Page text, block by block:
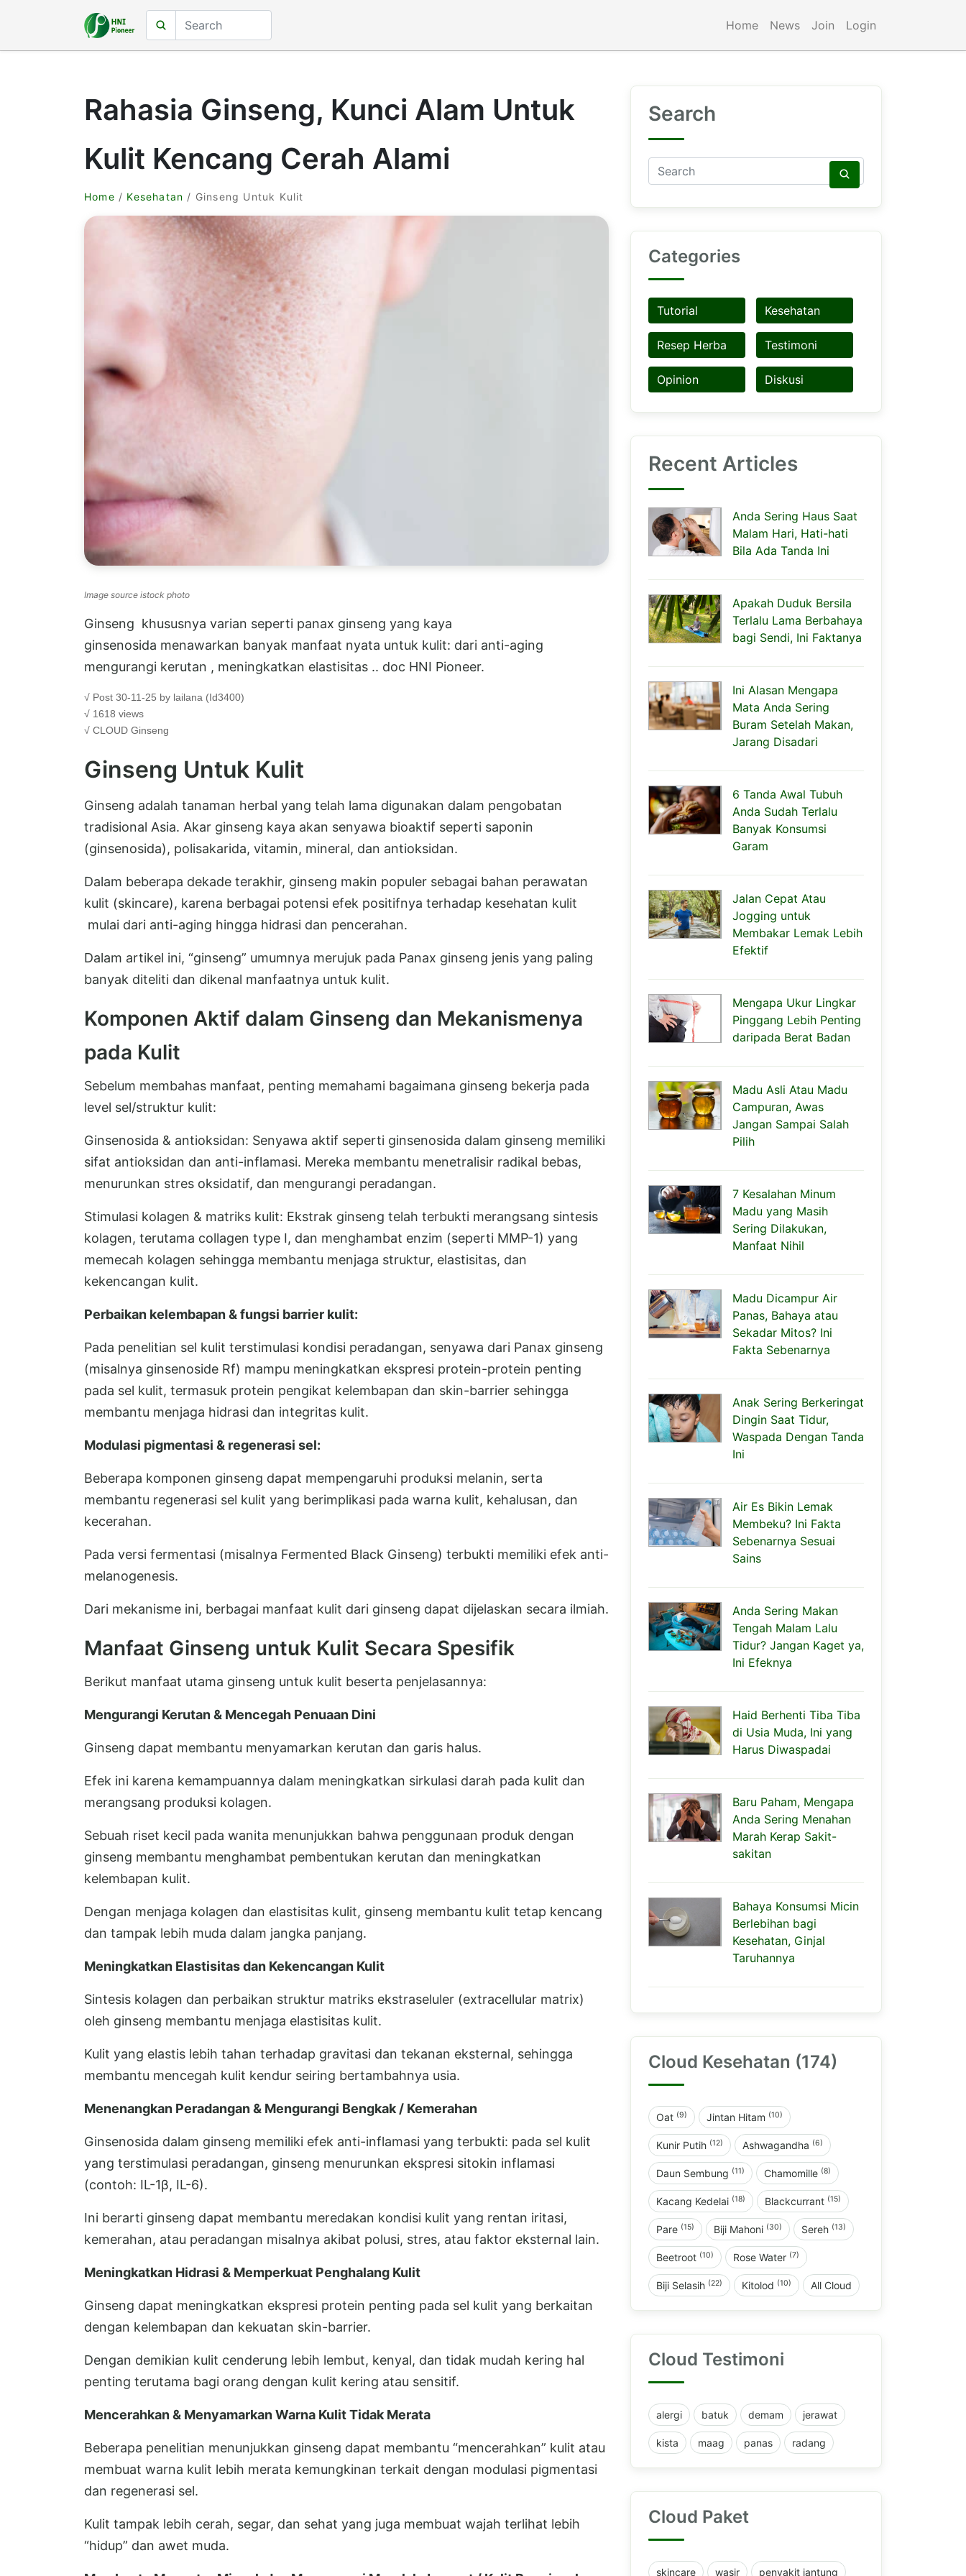
Home News Join Login
Rahasia Ginseng, Kunci Alam Untuk
Kulit Kencang Cerah Alami
Home / Kesehatan / Ginseng Untuk Kulit
Image source istock photo
Ginseng khususnya varian seperti panax ginseng yang kaya
ginsenosida menawarkan banyak manfaat nyata untuk kulit: dari anti-aging
mengurangi kerutan , meningkatkan elastisitas .. doc HNI Pioneer.
√ Post 30-11-25 by lailana (Id3400)
√ 1618 views
√ CLOUD Ginseng
Ginseng Untuk Kulit
Ginseng adalah tanaman herbal yang telah lama digunakan dalam pengobatan
tradisional Asia. Akar ginseng kaya akan senyawa bioaktif seperti saponin
(ginsenosida), polisakarida, vitamin, mineral, dan antioksidan.
Dalam beberapa dekade terakhir, ginseng makin populer sebagai bahan perawatan
kulit (skincare), karena berbagai potensi efek positifnya terhadap kesehatan kulit
mulai dari anti-aging hingga hidrasi dan pencerahan.
Dalam artikel ini, “ginseng” umumnya merujuk pada Panax ginseng jenis yang paling
banyak diteliti dan dikenal manfaatnya untuk kulit.
Komponen Aktif dalam Ginseng dan Mekanismenya
pada Kulit
Sebelum membahas manfaat, penting memahami bagaimana ginseng bekerja pada
level sel/struktur kulit:
Ginsenosida & antioksidan: Senyawa aktif seperti ginsenosida dalam ginseng memiliki
sifat antioksidan dan anti-inflamasi. Mereka membantu menetralisir radikal bebas,
menurunkan stres oksidatif, dan mengurangi peradangan.
Stimulasi kolagen & matriks kulit: Ekstrak ginseng telah terbukti merangsang sintesis
kolagen, terutama collagen type I, dan menghambat enzim (seperti MMP-1) yang
memecah kolagen sehingga membantu menjaga struktur, elastisitas, dan
kekencangan kulit.
Perbaikan kelembapan & fungsi barrier kulit:
Pada penelitian sel kulit terstimulasi kondisi peradangan, senyawa dari Panax ginseng
(misalnya ginsenoside Rf) mampu meningkatkan ekspresi protein-protein penting
pada sel kulit, termasuk protein pengikat kelembapan dan skin-barrier sehingga
membantu menjaga hidrasi dan integritas kulit.
Modulasi pigmentasi & regenerasi sel:
Beberapa komponen ginseng dapat mempengaruhi produksi melanin, serta
membantu regenerasi sel kulit yang berimplikasi pada warna kulit, kehalusan, dan
kecerahan.
Pada versi fermentasi (misalnya Fermented Black Ginseng) terbukti memiliki efek anti-
melanogenesis.
Dari mekanisme ini, berbagai manfaat kulit dari ginseng dapat dijelaskan secara ilmiah.
Manfaat Ginseng untuk Kulit Secara Spesifik
Berikut manfaat utama ginseng untuk kulit beserta penjelasannya:
Mengurangi Kerutan & Mencegah Penuaan Dini
Ginseng dapat membantu menyamarkan kerutan dan garis halus.
Efek ini karena kemampuannya dalam meningkatkan sirkulasi darah pada kulit dan
merangsang produksi kolagen.
Sebuah riset kecil pada wanita menunjukkan bahwa penggunaan produk dengan
ginseng membantu menghambat pembentukan kerutan dan meningkatkan
kelembapan kulit.
Dengan menjaga kolagen dan elastisitas kulit, ginseng membantu kulit tetap kencang
dan tampak lebih muda dalam jangka panjang.
Meningkatkan Elastisitas dan Kekencangan Kulit
Sintesis kolagen dan perbaikan struktur matriks ekstraseluler (extracellular matrix)
oleh ginseng membantu menjaga elastisitas kulit.
Kulit yang elastis lebih tahan terhadap gravitasi dan tekanan eksternal, sehingga
membantu mencegah kulit kendur seiring bertambahnya usia.
Menenangkan Peradangan & Mengurangi Bengkak / Kemerahan
Ginsenosida dalam ginseng memiliki efek anti-inflamasi yang terbukti: pada sel kulit
yang terstimulasi peradangan, ginseng menurunkan ekspresi sitokin inflamasi
(contoh: IL-1β, IL-6).
Ini berarti ginseng dapat membantu meredakan kondisi kulit yang rentan iritasi,
kemerahan, atau peradangan misalnya akibat polusi, stres, atau faktor eksternal lain.
Meningkatkan Hidrasi & Memperkuat Penghalang Kulit
Ginseng dapat meningkatkan ekspresi protein penting pada sel kulit yang berkaitan
dengan kelembapan dan kekuatan skin-barrier.
Dengan demikian kulit cenderung lebih lembut, kenyal, dan tidak mudah kering hal
penting terutama bagi orang dengan kulit kering atau sensitif.
Mencerahkan & Menyamarkan Warna Kulit Tidak Merata
Beberapa penelitian menunjukkan ginseng dapat membantu “mencerahkan” kulit atau
membuat warna kulit lebih merata kemungkinan terkait dengan modulasi pigmentasi
dan regenerasi sel.
Kulit tampak lebih cerah, segar, dan sehat yang juga membuat wajah terlihat lebih
“hidup” dan awet muda.
Search
Categories
Tutorial Kesehatan
Resep Herba Testimoni
Opinion Diskusi
Recent Articles
Anda Sering Haus Saat
Malam Hari, Hati-hati
Bila Ada Tanda Ini
Apakah Duduk Bersila
Terlalu Lama Berbahaya
bagi Sendi, Ini Faktanya
Ini Alasan Mengapa
Mata Anda Sering
Buram Setelah Makan,
Jarang Disadari
6 Tanda Awal Tubuh
Anda Sudah Terlalu
Banyak Konsumsi
Garam
Jalan Cepat Atau
Jogging untuk
Membakar Lemak Lebih
Efektif
Mengapa Ukur Lingkar
Pinggang Lebih Penting
daripada Berat Badan
Madu Asli Atau Madu
Campuran, Awas
Jangan Sampai Salah
Pilih
7 Kesalahan Minum
Madu yang Masih
Sering Dilakukan,
Manfaat Nihil
Madu Dicampur Air
Panas, Bahaya atau
Sekadar Mitos? Ini
Fakta Sebenarnya
Anak Sering Berkeringat
Dingin Saat Tidur,
Waspada Dengan Tanda
Ini
Air Es Bikin Lemak
Membeku? Ini Fakta
Sebenarnya Sesuai
Sains
Anda Sering Makan
Tengah Malam Lalu
Tidur? Jangan Kaget ya,
Ini Efeknya
Haid Berhenti Tiba Tiba
di Usia Muda, Ini yang
Harus Diwaspadai
Baru Paham, Mengapa
Anda Sering Menahan
Marah Kerap Sakit-
sakitan
Bahaya Konsumsi Micin
Berlebihan bagi
Kesehatan, Ginjal
Taruhannya
Cloud Kesehatan (174)
Oat (9) Jintan Hitam (10)
Kunir Putih (12) Ashwagandha (6)
Daun Sembung (11) Chamomille (8)
Kacang Kedelai (18) Blackcurrant (15)
Pare (15) Biji Mahoni (30) Sereh (13)
Beetroot (10) Rose Water (7)
Biji Selasih (22) Kitolod (10) All Cloud
Cloud Testimoni
alergi batuk demam jerawat
kista maag panas radang
Cloud Paket
skincare wasir penyakit jantung